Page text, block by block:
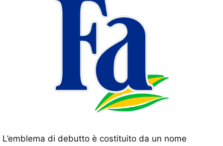
L’emblema di debutto è costituito da un nome